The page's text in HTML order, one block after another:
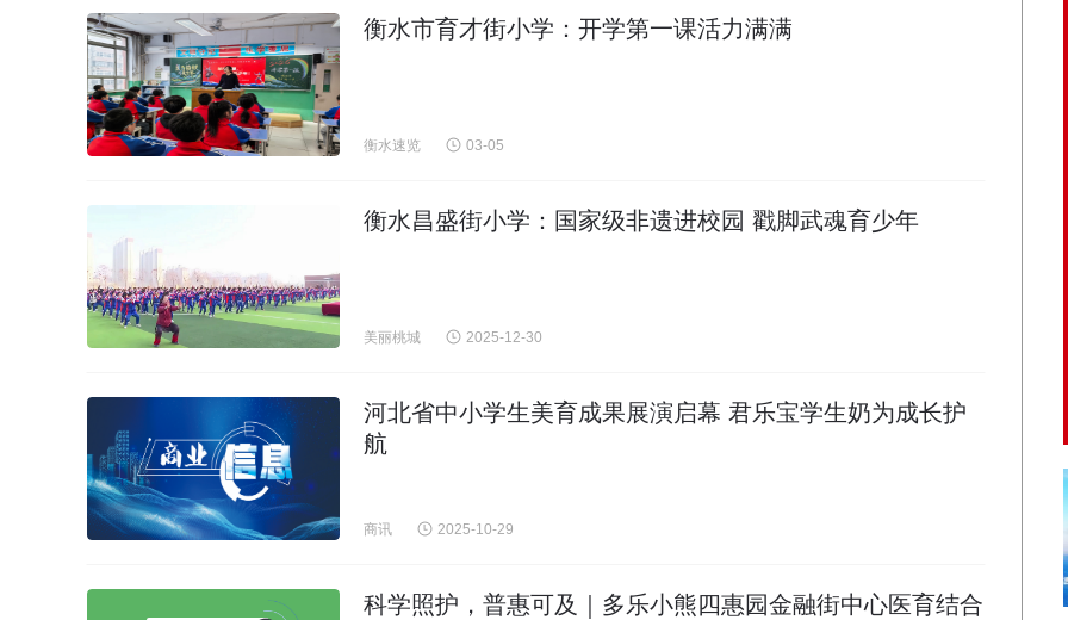
衡水市育才街小学：开学第一课活力满满
衡水速览 03-05
衡水昌盛街小学：国家级非遗进校园 戳脚武魂育少年
美丽桃城 2025-12-30
河北省中小学生美育成果展演启幕 君乐宝学生奶为成长护
航
商讯 2025-10-29
科学照护，普惠可及｜多乐小熊四惠园金融街中心医育结合